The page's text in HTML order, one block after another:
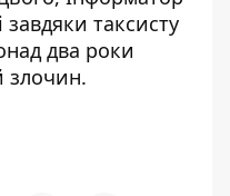
завдяки таксисту
два роки
злочин.